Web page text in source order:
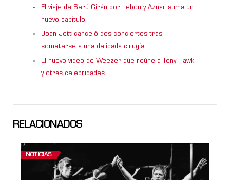
El viaje de Serú Girán por Lebón y Aznar suma un
nuevo capítulo
Joan Jett canceló dos conciertos tras
someterse a una delicada cirugía
El nuevo video de Weezer que reúne a Tony Hawk
y otras celebridades
RELACIONADOS
NOTICIAS